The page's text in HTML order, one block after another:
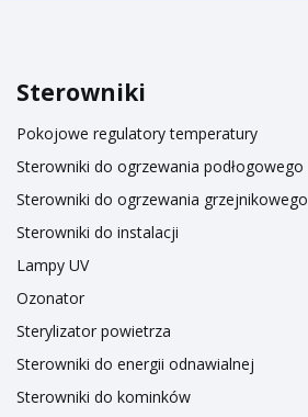
Sterowniki
Pokojowe regulatory temperatury
Sterowniki do ogrzewania podłogowego
Sterowniki do ogrzewania grzejnikowego
Sterowniki do instalacji
Lampy UV
Ozonator
Sterylizator powietrza
Sterowniki do energii odnawialnej
Sterowniki do kominków